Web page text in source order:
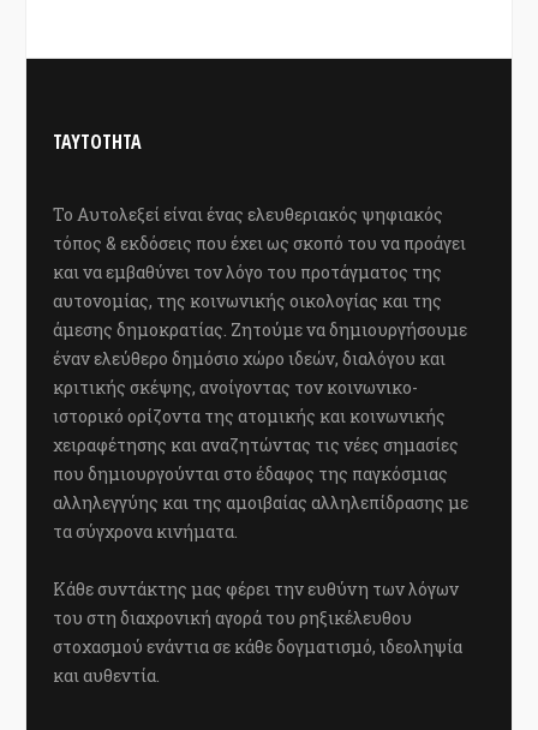
ΤΑΥΤΟΤΗΤΑ
Το Αυτολεξεί είναι ένας ελευθεριακός ψηφιακός
τόπος & εκδόσεις που έχει ως σκοπό του να προάγει
και να εμβαθύνει τον λόγο του προτάγματος της
αυτονομίας, της κοινωνικής οικολογίας και της
άμεσης δημοκρατίας. Ζητούμε να δημιουργήσουμε
έναν ελεύθερο δημόσιο χώρο ιδεών, διαλόγου και
κριτικής σκέψης, ανοίγοντας τον κοινωνικο-
ιστορικό ορίζοντα της ατομικής και κοινωνικής
χειραφέτησης και αναζητώντας τις νέες σημασίες
που δημιουργούνται στο έδαφος της παγκόσμιας
αλληλεγγύης και της αμοιβαίας αλληλεπίδρασης με
τα σύγχρονα κινήματα.
Κάθε συντάκτης μας φέρει την ευθύνη των λόγων
του στη διαχρονική αγορά του ρηξικέλευθου
στοχασμού ενάντια σε κάθε δογματισμό, ιδεοληψία
και αυθεντία.